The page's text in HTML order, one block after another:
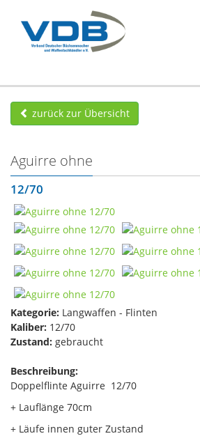
zurück zur Übersicht
Aguirre ohne
12/70
Kategorie: Langwaffen - Flinten
Kaliber: 12/70
Zustand: gebraucht
Beschreibung:
Doppelflinte Aguirre 12/70
+ Lauflänge 70cm
+ Läufe innen guter Zustand